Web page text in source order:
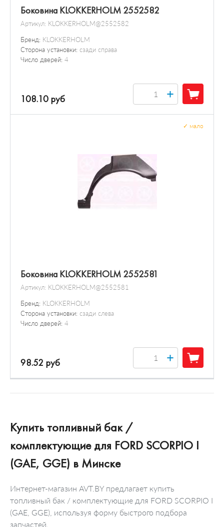
Боковина KLOKKERHOLM 2552582
Артикул: KLOKKERHOLM@2552582
Бренд: KLOKKERHOLM
Сторона установки: сзади справа
Число дверей: 4
108.10 руб +
Боковина KLOKKERHOLM 2552581
Артикул: KLOKKERHOLM@2552581
Бренд: KLOKKERHOLM
Сторона установки: сзади слева
Число дверей: 4
мало
98.52 руб +
Купить топливный бак /
комплектующие для FORD SCORPIO I
(GAE, GGE) в Минске
Интернет-магазин AVT.BY предлагает купить
топливный бак / комплектующие для FORD SCORPIO I
(GAE, GGE), используя форму быстрого подбора
запчастей.